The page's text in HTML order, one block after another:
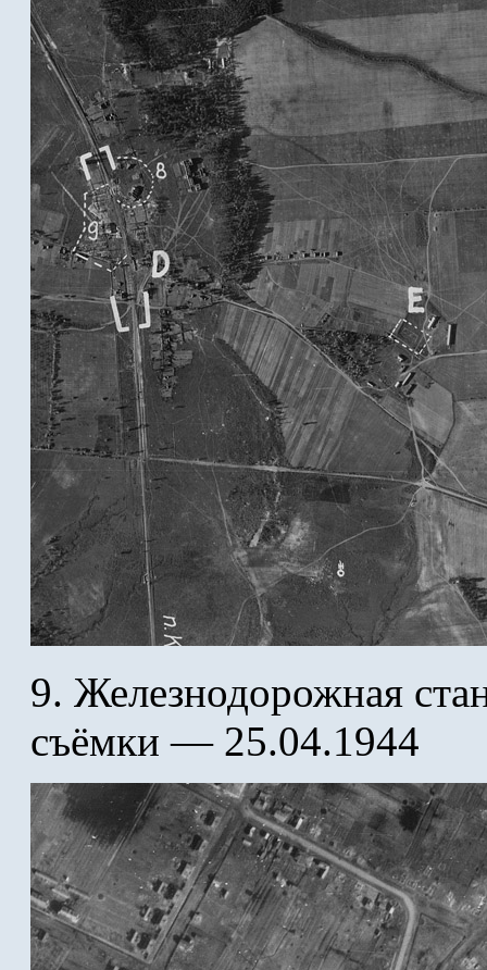
9. Железнодорожная
съёмки — 25.04.1944